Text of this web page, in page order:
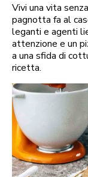
Vivi una vita
pagnotta fa al
leganti e agenti
attenzione e un
a una sfida di
ricetta.